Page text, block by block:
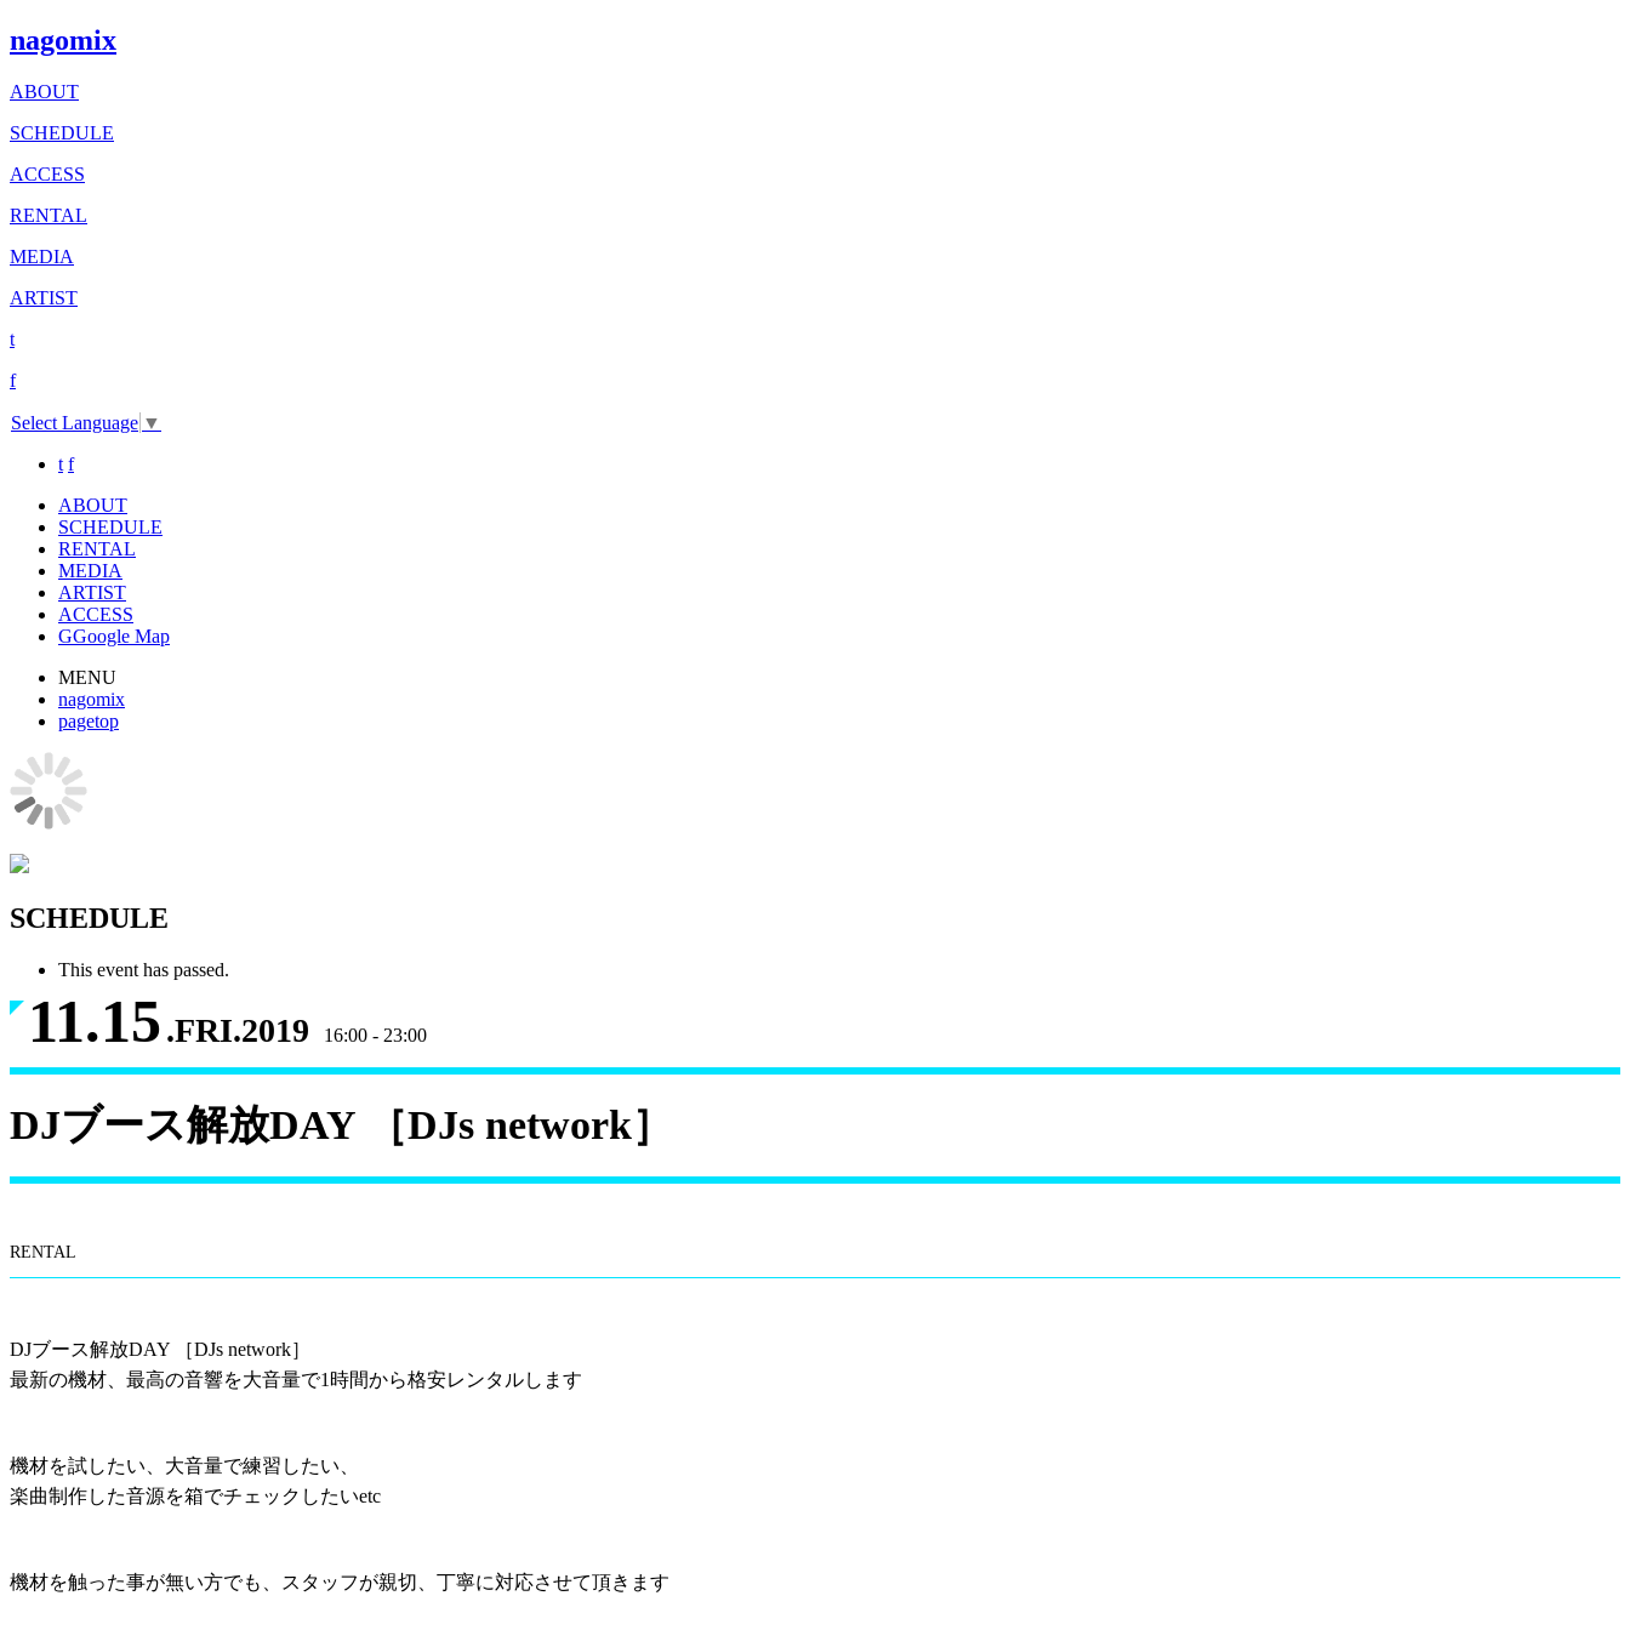
nagomix
ABOUT
SCHEDULE
ACCESS
RENTAL
MEDIA
ARTIST
t
f
Select Language ▼
t f
ABOUT
SCHEDULE
RENTAL
MEDIA
ARTIST
ACCESS
GGoogle Map
MENU
nagomix
pagetop
SCHEDULE
This event has passed.
11.15.FRI.2019 16:00 - 23:00
DJブース解放DAY ［DJs network］
RENTAL
DJブース解放DAY ［DJs network］
最新の機材、最高の音響を大音量で1時間から格安レンタルします
機材を試したい、大音量で練習したい、
楽曲制作した音源を箱でチェックしたいetc
機材を触った事が無い方でも、スタッフが親切、丁寧に対応させて頂きます